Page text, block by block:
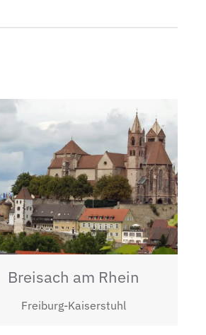
Breisach am Rhein
Freiburg-Kaiserstuhl